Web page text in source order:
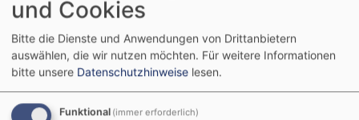
Not, so will ich dich erretten, und du sollst mich
preisen.“ Er bezeichnete den Vers anschaulich als
„Telefonnummer Gottes“ und verglich das Gebet
mit einem Telefonat – einem direkten Draht zu
Gott, der jederzeit offensteht und auf den Verlass
ist.
und Cookies
Bitte die Dienste und Anwendungen von Drittanbietern
auswählen, die wir nutzen möchten. Für weitere Informationen
bitte unsere Datenschutzhinweise lesen.
Funktional (immer erforderlich)